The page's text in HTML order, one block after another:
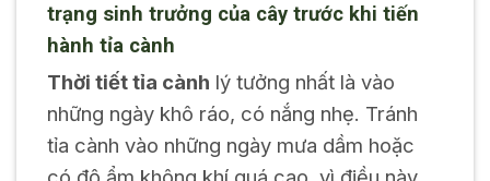
trạng sinh trưởng của cây trước khi tiến
hành tỉa cành
Thời tiết tỉa cành lý tưởng nhất là vào
những ngày khô ráo, có nắng nhẹ. Tránh
tỉa cành vào những ngày mưa dầm hoặc
có độ ẩm không khí quá cao, vì điều này